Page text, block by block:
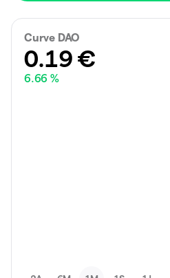
Curve DAO
0.19 €
6.66 %